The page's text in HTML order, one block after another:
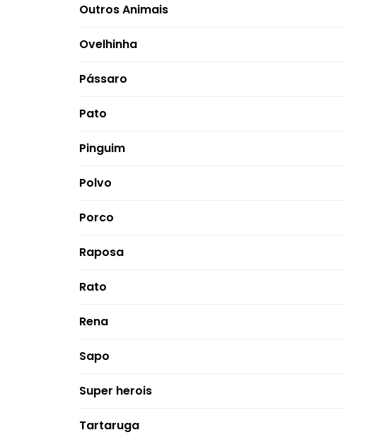
Outros Animais
Ovelhinha
Pássaro
Pato
Pinguim
Polvo
Porco
Raposa
Rato
Rena
Sapo
Super herois
Tartaruga